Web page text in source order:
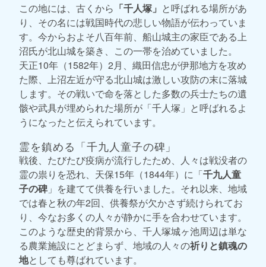
この地には、古くから 「千人塚」 と呼ばれる場所があ
り、その名には戦国時代の悲しい物語が伝わっていま
す。今からおよそ八百年前、船山城主の家臣である上
沼氏が北山城を築き、この一帯を治めていました。
天正10年（1582年）2月、織田信忠が伊那地方を攻め
た際、上沼左近が守る北山城は激しい攻防の末に落城
します。その戦いで命を落とした多数の兵士たちの遺
骸や武具が埋められた場所が「千人塚」と呼ばれるよ
うになったと伝えられています。
霊を鎮める「千九人童子の碑」
戦後、たびたび疫病が流行したため、人々は戦没者の
霊の祟りを恐れ、天保15年（1844年）に「千九人童
子の碑」を建てて供養を行いました。それ以来、地域
では春と秋の年2回、供養祭が欠かさず続けられてお
り、今なお多くの人々が静かに手を合わせています。
このような歴史的背景から、千人塚城ヶ池周辺は単な
る農業施設にとどまらず、地域の人々の祈りと鎮魂の
地としても尊ばれています。